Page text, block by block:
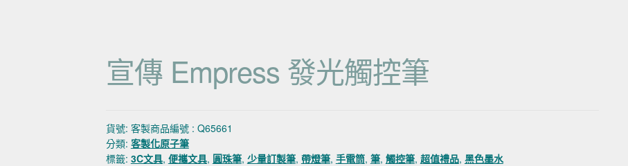
宣傳 Empress 發光觸控筆
貨號: 客製商品編號 : Q65661
分類: 客製化原子筆
標籤: 3C文具, 便攜文具, 圓珠筆, 少量訂製筆, 帶燈筆, 手電筒, 筆, 觸控筆, 超值禮品, 黑色墨水